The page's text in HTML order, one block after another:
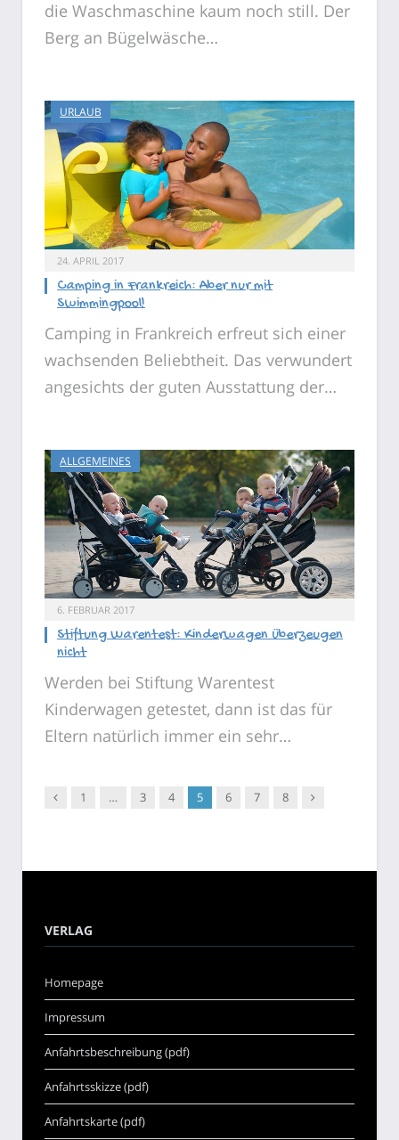
die Waschmaschine kaum noch still. Der
Berg an Bügelwäsche…
URLAUB
24. APRIL 2017
Camping in Frankreich: Aber nur mit
Swimmingpool!
Camping in Frankreich erfreut sich einer
wachsenden Beliebtheit. Das verwundert
angesichts der guten Ausstattung der…
ALLGEMEINES
6. FEBRUAR 2017
Stiftung Warentest: Kinderwagen überzeugen
nicht
Werden bei Stiftung Warentest
Kinderwagen getestet, dann ist das für
Eltern natürlich immer ein sehr…
Vorgänger
1 … 3 4 5 6 7 8 Nachfolger
VERLAG
Homepage
Impressum
Anfahrtsbeschreibung (pdf)
Anfahrtsskizze (pdf)
Anfahrtskarte (pdf)